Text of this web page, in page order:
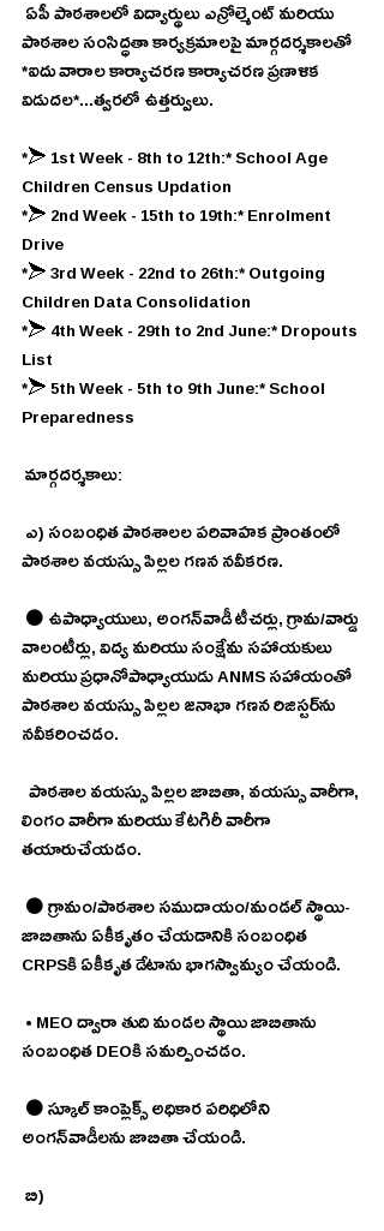
పాఠశాల సంసిద్ధతా కార్యక్రమాలపై మార్గదర్శకాలతో
*ఐదు వారాల కార్యాచరణ కార్యాచరణ ప్రణాళిక
విడుదల*...త్వరలో ఉత్తర్వులు.
*➣ 1st Week - 8th to 12th:* School Age
Children Census Updation
*➣ 2nd Week - 15th to 19th:* Enrolment
Drive
*➣ 3rd Week - 22nd to 26th:* Outgoing
Children Data Consolidation
*➣ 4th Week - 29th to 2nd June:* Dropouts
List
*➣ 5th Week - 5th to 9th June:* School
Preparedness
మార్గదర్శకాలు:
పాఠశాల వయస్సు పిల్లల గణన నవీకరణ.
వాలంటీర్లు, విద్య మరియు సంక్షేమ సహాయకులు
మరియు ప్రధానోపాధ్యాయుడు ANMS సహాయంతో
పాఠశాల వయస్సు పిల్లల జనాభా గణన రిజిస్టర్‌ను
నవీకరించడం.
లింగం వారీగా మరియు కేటగిరీ వారీగా
తయారుచేయడం.
జాబితాను ఏకీకృతం చేయడానికి సంబంధిత
CRPSకి ఏకీకృత డేటాను భాగస్వామ్యం చేయండి.
సంబంధిత DEOకి సమర్పించడం.
అంగన్‌వాడీలను జాబితా చేయండి.
బి)